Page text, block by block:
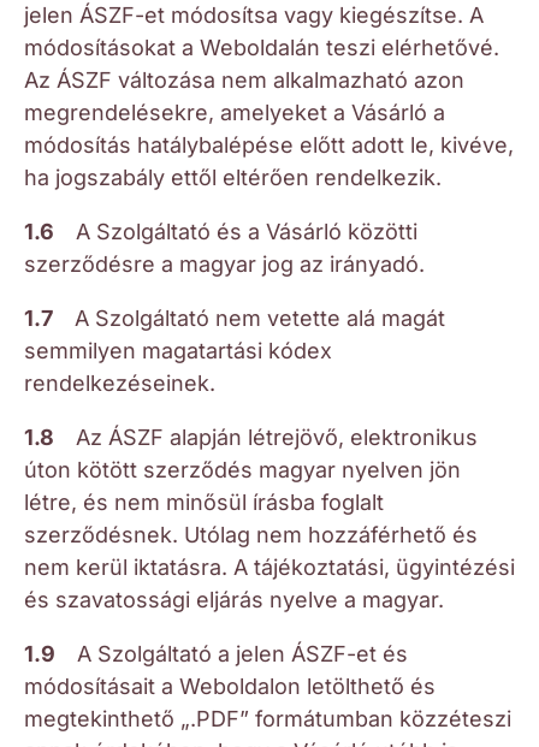
jelen ÁSZF-et módosítsa vagy kiegészítse. A
módosításokat a Weboldalán teszi elérhetővé.
Az ÁSZF változása nem alkalmazható azon
megrendelésekre, amelyeket a Vásárló a
módosítás hatálybalépése előtt adott le, kivéve,
ha jogszabály ettől eltérően rendelkezik.
1.6 A Szolgáltató és a Vásárló közötti
szerződésre a magyar jog az irányadó.
1.7 A Szolgáltató nem vetette alá magát
semmilyen magatartási kódex
rendelkezéseinek.
1.8 Az ÁSZF alapján létrejövő, elektronikus
úton kötött szerződés magyar nyelven jön
létre, és nem minősül írásba foglalt
szerződésnek. Utólag nem hozzáférhető és
nem kerül iktatásra. A tájékoztatási, ügyintézési
és szavatossági eljárás nyelve a magyar.
1.9 A Szolgáltató a jelen ÁSZF-et és
módosításait a Weboldalon letölthető és
megtekinthető „.PDF” formátumban közzéteszi